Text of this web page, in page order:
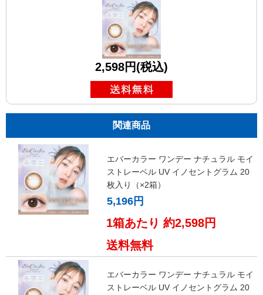
2,598円(税込)
関連商品
エバーカラー ワンデー ナチュラル モイ
ストレーベル UV イノセントグラム 20
枚入り（×2箱）
5,196円
1箱あたり 約2,598円
送料無料
エバーカラー ワンデー ナチュラル モイ
ストレーベル UV イノセントグラム 20